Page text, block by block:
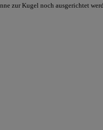
zur Kugel noch ausgerichtet